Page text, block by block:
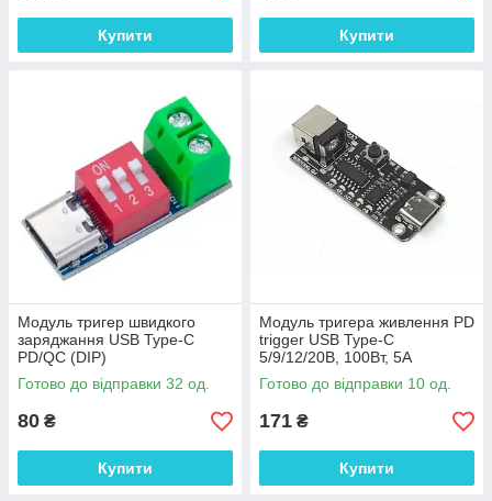
Купити Купити
Модуль тригер швидкого
заряджання USB Type-C
PD/QC (DIP)
Готово до відправки 32 од.
80 ₴
Купити
Модуль тригера живлення PD
trigger USB Type-C
5/9/12/20В, 100Вт, 5А
Готово до відправки 10 од.
171 ₴
Купити